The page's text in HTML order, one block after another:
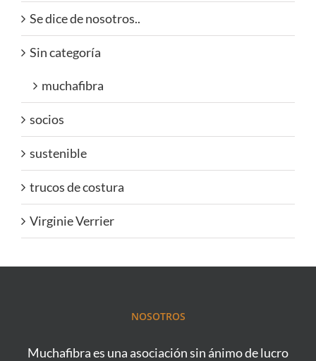
Se dice de nosotros..
Sin categoría
muchafibra
socios
sustenible
trucos de costura
Virginie Verrier
NOSOTROS
Muchafibra es una asociación sin ánimo de lucro